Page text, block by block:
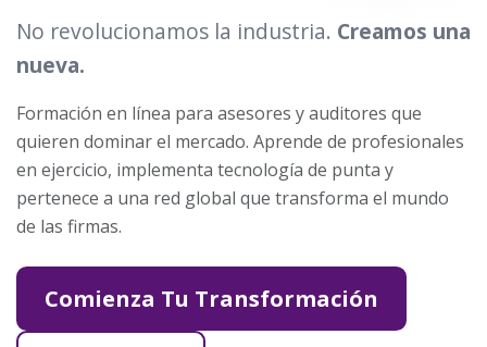
No revolucionamos la industria. Creamos una
nueva.
Formación en línea para asesores y auditores que
quieren dominar el mercado. Aprende de profesionales
en ejercicio, implementa tecnología de punta y
pertenece a una red global que transforma el mundo
de las firmas.
Comienza Tu Transformación